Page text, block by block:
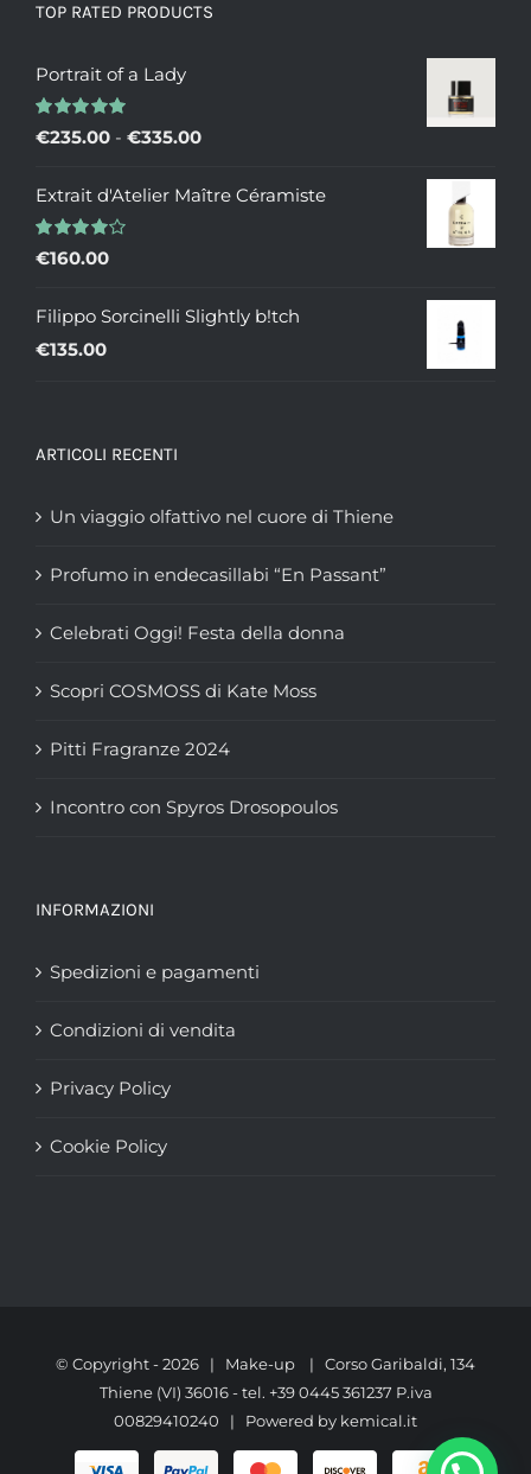
TOP RATED PRODUCTS
Portrait of a Lady
Valutato
5.00 su 5
€235.00 - €335.00Fascia
prezzo:
Extrait d'Atelier Maître Céramiste
Valutato
4.00
€160.00
Filippo Sorcinelli Slightly b!tch
€135.00
ARTICOLI RECENTI
Un viaggio olfattivo nel cuore di Thiene
Profumo in endecasillabi “En Passant”
Celebrati Oggi! Festa della donna
Scopri COSMOSS di Kate Moss
Pitti Fragranze 2024
Incontro con Spyros Drosopoulos
INFORMAZIONI
Spedizioni e pagamenti
Condizioni di vendita
Privacy Policy
Cookie Policy
© Copyright -2026 | Make-up | Corso Garibaldi, 134
Thiene (VI) 36016 - tel. +39 0445 361237 P.iva
00829410240 | Powered by kemical.it